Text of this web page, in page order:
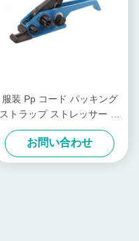
服装 Pp コード パッキング
ストラップ ストレッサー パ
ット 鼻 商品 手動 ストレッサ
ー
お問い合わせ